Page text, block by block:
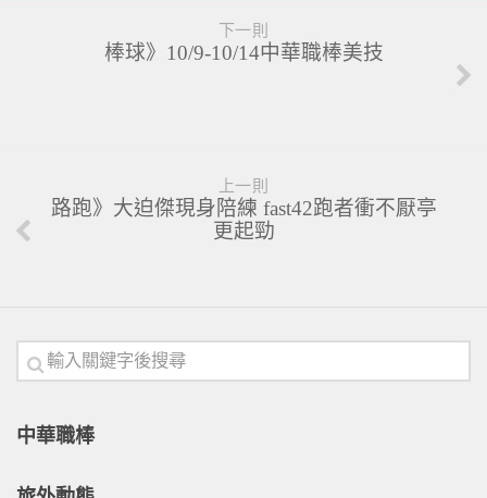
下一則
棒球》10/9-10/14中華職棒美技
上一則
路跑》大迫傑現身陪練 fast42跑者衝不厭亭
更起勁
中華職棒